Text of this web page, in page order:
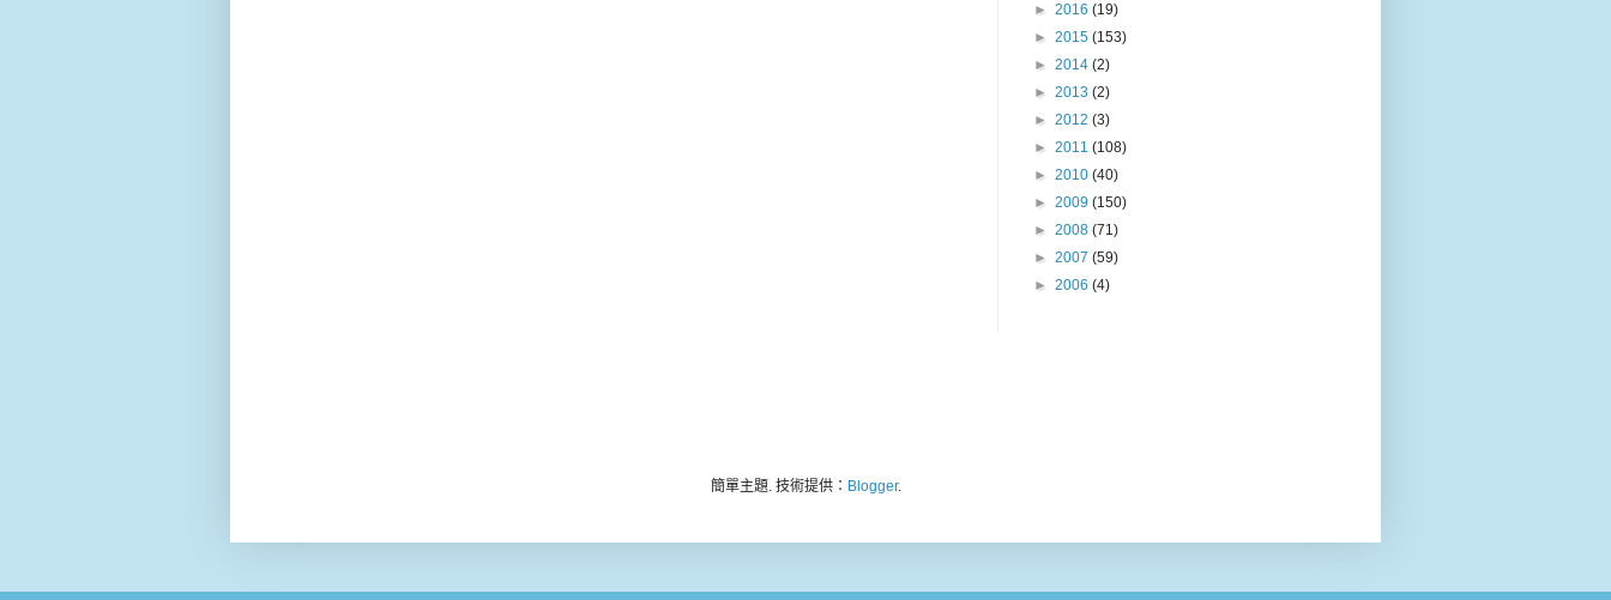
► 2016 (19)
► 2015 (153)
► 2014 (2)
► 2013 (2)
► 2012 (3)
► 2011 (108)
► 2010 (40)
► 2009 (150)
► 2008 (71)
► 2007 (59)
► 2006 (4)
簡單主題. 技術提供： Blogger.